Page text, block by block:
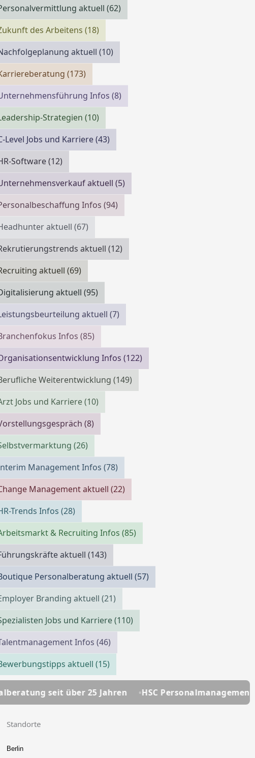
aktuell (62)
des Arbeitens (18)
aktuell (10)
(173)
Infos (8)
Strategien (10)
Level Jobs und Karriere(43)
Software(12)
aktuell (5)
Infos (94)
aktuell (67)
aktuell (12)
aktuell (69)
aktuell (95)
aktuell (7)
Infos (85)
Infos (122)
Weiterentwicklung (149)
Jobs und Karriere(10)
(8)
(26)
Management Infos (78)
Management aktuell (22)
Trends Infos (28)
& Recruiting Infos (85)
aktuell (143)
Personalberatung aktuell (57)
Branding aktuell (21)
Jobs und Karriere(110)
Infos (46)
aktuell (15)
25 Jahren HSC Personalmanagement - Ihre
Standorte
Berlin